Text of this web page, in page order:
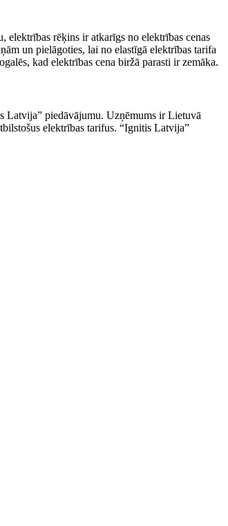
elektrības rēķins ir atkarīgs no elektrības cenas
un pielāgoties, lai no elastīgā elektrības tarifa
kad elektrības cena biržā parasti ir zemāka.
Latvija” piedāvājumu. Uzņēmums ir Lietuvā
elektrības tarifus. “Ignitis Latvija”